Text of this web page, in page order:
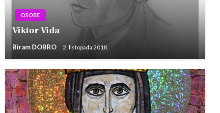
OSOBE
Viktor Vida
Biram DOBRO 2. listopada 2018.